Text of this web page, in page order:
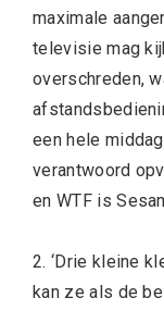
maximale
televisie mag
overschreden,
een hele
verantwoord
en WTF is
2. ‘Drie kleine
kan ze als de